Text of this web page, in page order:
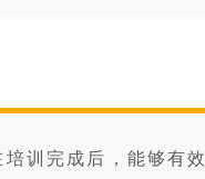
训完成后，能够有